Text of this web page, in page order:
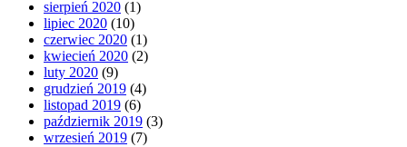
sierpień 2020 (1)
lipiec 2020 (10)
czerwiec 2020 (1)
kwiecień 2020 (2)
luty 2020 (9)
grudzień 2019 (4)
listopad 2019 (6)
październik 2019 (3)
wrzesień 2019 (7)